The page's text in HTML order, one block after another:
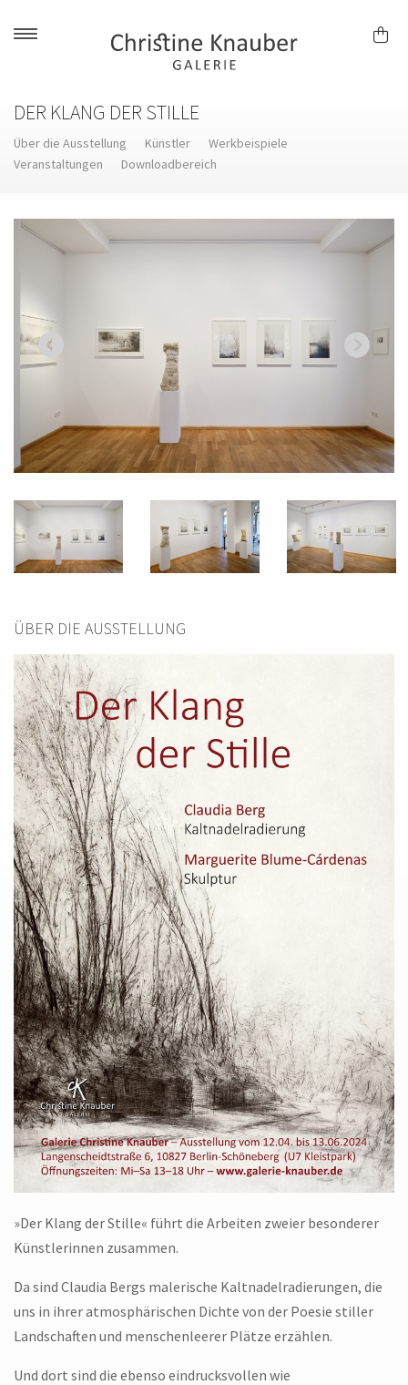
Skip
DER KLANG DER STILLE
Über die Ausstellung Künstler
Werkbeispiele
Veranstaltungen
Downloadbereich
ÜBER DIE AUSSTELLUNG
»Der Klang der Stille« führt die Arbeiten zweier besonderer
Künstlerinnen zusammen.
Da sind Claudia Bergs malerische Kaltnadelradierungen, die
uns in ihrer atmosphärischen Dichte von der Poesie stiller
Landschaften und menschenleerer Plätze erzählen.
Und dort sind die ebenso eindrucksvollen wie